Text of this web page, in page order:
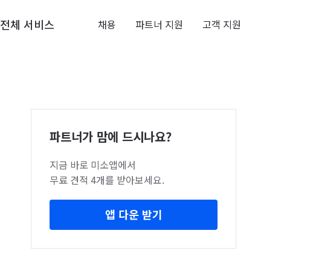
전체 서비스 채용 파트너 지원 고객 지원
파트너가 맘에 드시나요?
지금 바로 미소앱에서
무료 견적 4개를 받아보세요.
앱 다운 받기